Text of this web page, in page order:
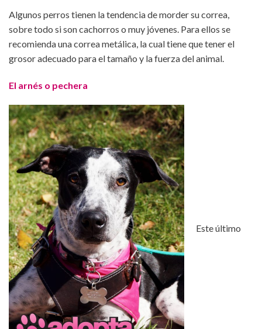
Algunos perros tienen la tendencia de morder su correa,
sobre todo si son cachorros o muy jóvenes. Para ellos se
recomienda una correa metálica, la cual tiene que tener el
grosor adecuado para el tamaño y la fuerza del animal.
El arnés o pechera
Este último